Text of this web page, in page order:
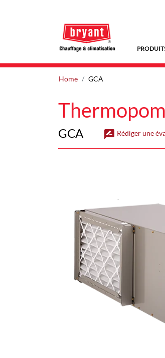
Home GCA
GCA rate_review Rédiger une